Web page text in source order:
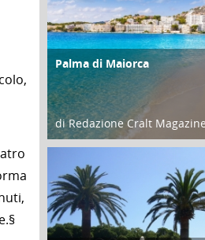
ATTIVITÀ
Palma di Maiorca
di Redazione Cralt Magazine
25 Giugno 2016